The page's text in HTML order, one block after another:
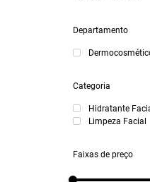
Departamento
Categoria
Hidratante
Limpeza Facial
Faixas de preço